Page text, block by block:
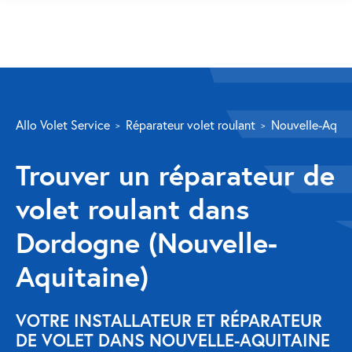
Volet roulant
Réparation
Volet roulant Velux
Au-delà de la fenêtre
Réparation store banne
Réparation portail
Réparation volet battant
Allo Volet Service Réparateur volet roulant Nouvelle-
Trouver un réparateur de
volet roulant dans
Dordogne (Nouvelle-
Aquitaine)
VOTRE INSTALLATEUR ET RÉPARATEUR
DE VOLET DANS NOUVELLE-AQUITAINE